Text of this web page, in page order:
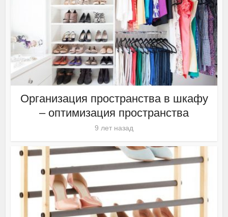
Организация пространства в шкафу
– оптимизация пространства
9 лет назад